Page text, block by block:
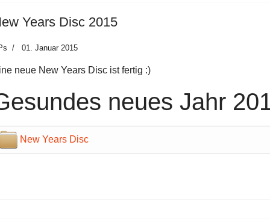
Years Disc 2015
01. Januar 2015
neue New Years Disc ist fertig :)
neues Jahr
New Years Disc